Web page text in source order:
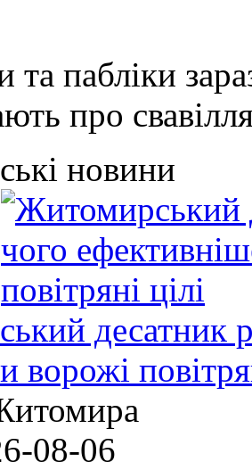
та пабліки
про
новини
десатник
ворожі
08-06